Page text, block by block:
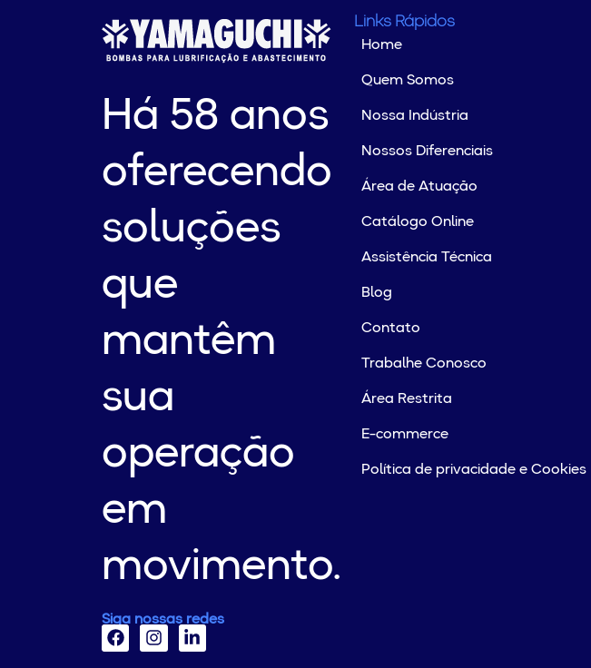
Há 58 anos
oferecendo
soluções
que
mantêm
sua
operação
em
movimento.
Siga nossas redes
Links Rápidos
Home
Quem Somos
Nossa Indústria
Nossos Diferenciais
Área de Atuação
Catálogo Online
Assistência Técnica
Blog
Contato
Trabalhe Conosco
Área Restrita
E-commerce
Política de privacidade e Cookies